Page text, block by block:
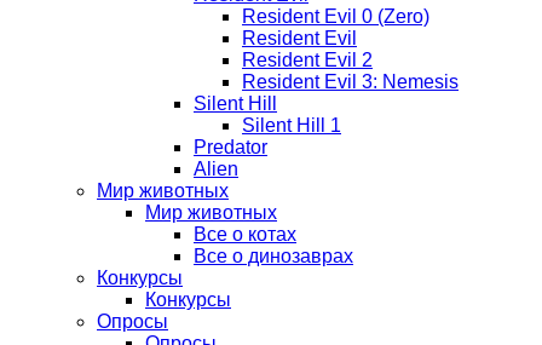
Resident Evil 0 (Zero)
Resident Evil
Resident Evil 2
Resident Evil 3: Nemesis
Silent Hill
Silent Hill 1
Predator
Alien
Мир животных
Мир животных
Все о котах
Все о динозаврах
Конкурсы
Конкурсы
Опросы